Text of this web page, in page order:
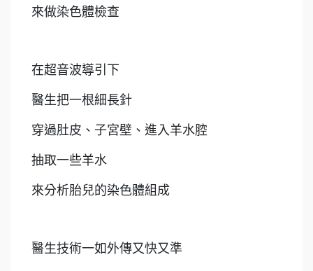
來做染色體檢查
在超音波導引下
醫生把一根細長針
穿過肚皮、子宮壁、進入羊水腔
抽取一些羊水
來分析胎兒的染色體組成
醫生技術一如外傳又快又準